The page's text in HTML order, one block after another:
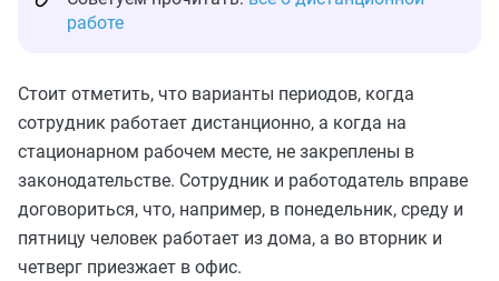
работе
Стоит отметить, что варианты периодов, когда
сотрудник работает дистанционно, а когда на
стационарном рабочем месте, не закреплены в
законодательстве. Сотрудник и работодатель вправе
договориться, что, например, в понедельник, среду и
пятницу человек работает из дома, а во вторник и
четверг приезжает в офис.